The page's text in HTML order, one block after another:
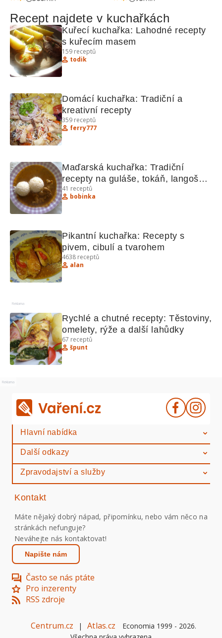
Recept najdete v kuchařkách
Kuřecí kuchařka: Lahodné recepty
s kuřecím masem
159 receptů
todik
Domácí kuchařka: Tradiční a
kreativní recepty
359 receptů
ferry777
Maďarská kuchařka: Tradiční
recepty na guláše, tokáň, langoše a
řízky
41 receptů
bobinka
Pikantní kuchařka: Recepty s
pivem, cibulí a tvarohem
4638 receptů
alan
Reklama
Rychlé a chutné recepty: Těstoviny,
omelety, rýže a další lahůdky
67 receptů
špunt
Reklama
Hlavní nabídka
Další odkazy
Zpravodajství a služby
Kontakt
Máte nějaký dobrý nápad, připomínku, nebo vám něco na
stránkách nefunguje?
Neváhejte nás kontaktovat!
Napište nám
Často se nás ptáte
Pro inzerenty
RSS zdroje
Centrum.cz | Atlas.cz Economia 1999 - 2026.